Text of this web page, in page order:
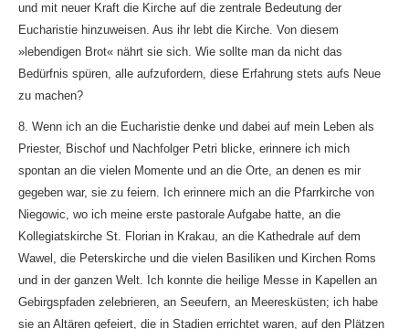
und mit neuer Kraft die Kirche auf die zentrale Bedeutung der
Eucharistie hinzuweisen. Aus ihr lebt die Kirche. Von diesem
»lebendigen Brot« nährt sie sich. Wie sollte man da nicht das
Bedürfnis spüren, alle aufzufordern, diese Erfahrung stets aufs Neue
zu machen?
8. Wenn ich an die Eucharistie denke und dabei auf mein Leben als
Priester, Bischof und Nachfolger Petri blicke, erinnere ich mich
spontan an die vielen Momente und an die Orte, an denen es mir
gegeben war, sie zu feiern. Ich erinnere mich an die Pfarrkirche von
Niegowic, wo ich meine erste pastorale Aufgabe hatte, an die
Kollegiatskirche St. Florian in Krakau, an die Kathedrale auf dem
Wawel, die Peterskirche und die vielen Basiliken und Kirchen Roms
und in der ganzen Welt. Ich konnte die heilige Messe in Kapellen an
Gebirgspfaden zelebrieren, an Seeufern, an Meeresküsten; ich habe
sie an Altären gefeiert, die in Stadien errichtet waren, auf den Plätzen